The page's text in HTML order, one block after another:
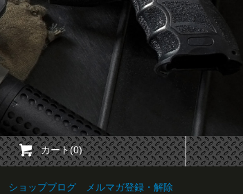
カート(0)
ショップブログ メルマガ登録・解除